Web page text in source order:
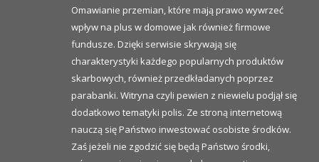
Omawianie przemian, które mają prawo wywrzeć
wpływ na plus w domowe jak również firmowe
fundusze. Dzięki serwisie skrywają się
charakterystyki każdego popularnych produktów
skarbowych, również przedkładanych poprzez
parabanki. Witryna czyli pewien z niewielu podjął się
dodatkowo tematyki polis. Ze stroną internetową
nauczą się Państwo inwestować osobiste środków.
Zaś jeżeli nie zgodzić się będą Państwo środki,